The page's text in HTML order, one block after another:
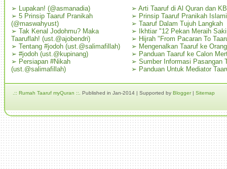
➢ Lupakan! (@asmanadia)
➢ 5 Prinsip Taaruf Pranikah
(@maswahyust)
➢ Tak Kenal Jodohmu? Maka
Taaruflah! (ust.@ajobendri)
➢ Tentang #jodoh (ust.@salimafillah)
➢ #jodoh (ust.@kupinang)
➢ Persiapan #Nikah
(ust.@salimafillah)
➢ Arti Taaruf di Al Quran dan
➢ Prinsip Taaruf Pranikah Islami
➢ Taaruf Dalam Tujuh Langkah
➢
Ikhtiar "12 Pekan Meraih
➢ Hijrah "From Pacaran To
➢ Mengenalkan Taaruf ke
➢ Panduan Taaruf ke Calon
➢ Sumber Informasi Pasangan
➢ Panduan Untuk Mediator
.:: Rumah Taaruf myQuran ::. Published in Jan-2014 | Supported by Blogger| Sitemap